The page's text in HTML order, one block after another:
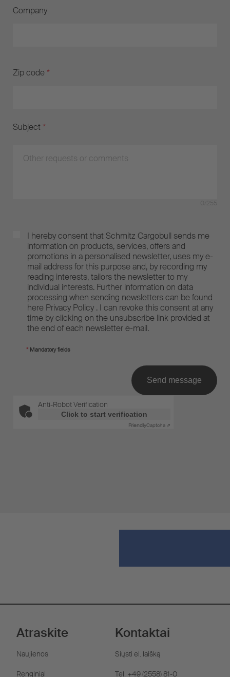
Atraskite
Naujienos
Renginiai
Kontaktai
Siųsti el. laišką
Tel. +49 (2558) 81-0